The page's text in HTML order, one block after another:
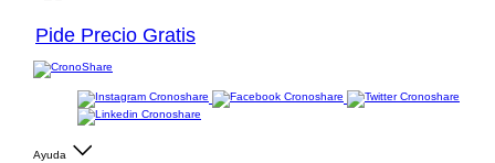
Pide Precio Gratis
Ayuda